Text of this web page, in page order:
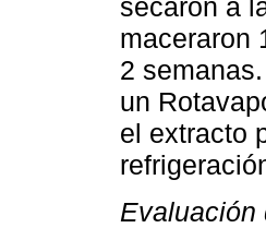
secaron a
maceraron
2
un
el extracto
Evaluación